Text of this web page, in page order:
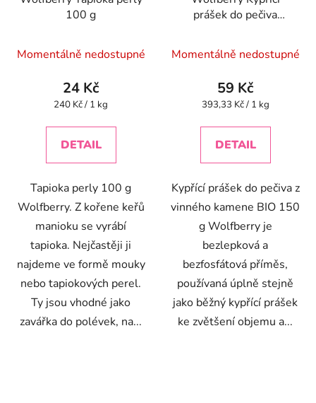
100 g
Momentálně nedostupné
24 Kč
Měrná
240 Kč / 1 kg
DETAIL
Tapioka perly 100 g
Wolfberry. Z kořene keřů
manioku se vyrábí
tapioka. Nejčastěji ji
najdeme ve formě mouky
nebo tapiokových perel.
Ty jsou vhodné jako
zavářka do polévek, na...
prášek do pečiva
Wolfberry Kypřící
prášek do pečiva BIO
hodnocení
produktu
je
z
Momentálně nedostupné
59 Kč
Měrná
393,33 Kč / 1 kg
DETAIL
Kypřící prášek do pečiva z
vinného kamene BIO 150
g Wolfberry je
bezlepková a
bezfosfátová příměs,
používaná úplně stejně
jako běžný kypřící prášek
ke zvětšení objemu a...